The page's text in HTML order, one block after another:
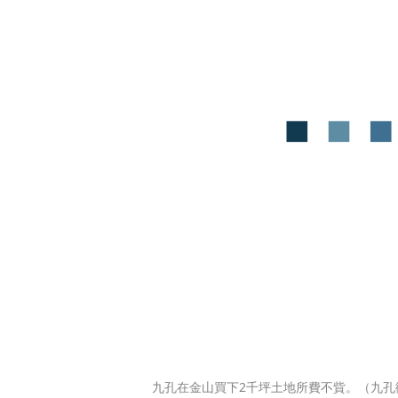
九孔在金山買下2千坪土地所費不貲。（九